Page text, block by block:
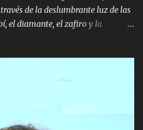
de la deslumbrante luz de las
el diamante, el zafiro y la
luciendo las colecciones
Banderas, Ana Boyer,